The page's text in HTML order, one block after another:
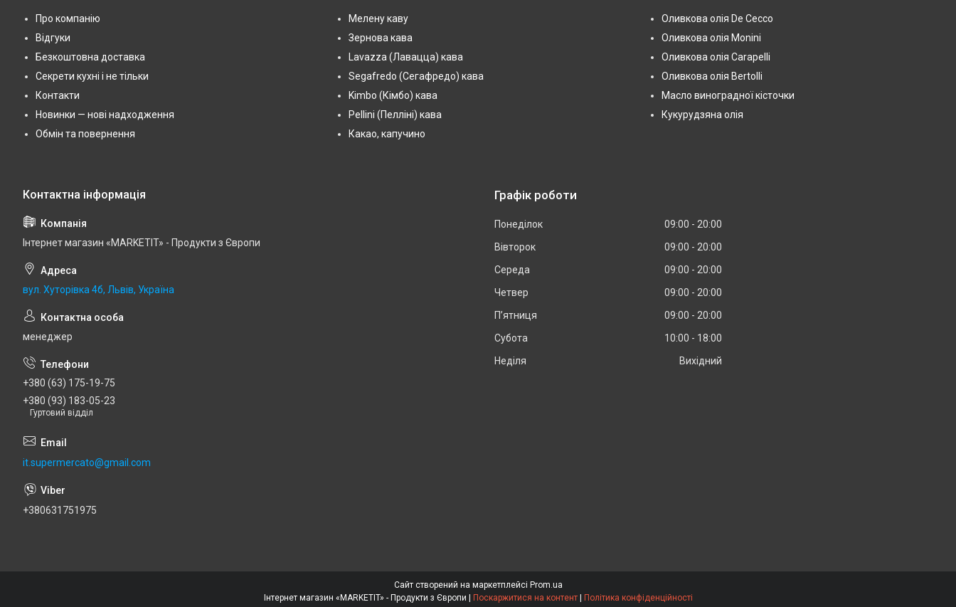
Про компанію
Відгуки
Безкоштовна доставка
Секрети кухні і не тільки
Контакти
Новинки — нові надходження
Обмін та повернення
Мелену каву
Зернова кава
Lavazza (Лавацца) кава
Segafredo (Сегафредо) кава
Kimbo (Кімбо) кава
Pellini (Пелліні) кава
Какао, капучино
Оливкова олія De Cecco
Оливкова олія Monini
Оливкова олія Carapelli
Оливкова олія Bertolli
Масло виноградної кісточки
Кукурудзяна олія
Інтернет магазин «MARKETIT» - Продукти з Європи
вул. Хуторівка 4б, Львів, Україна
менеджер
+380 (63) 175-19-75
+380 (93) 183-05-23
Гуртовий відділ
it.supermercato@gmail.com
+380631751975
Графік роботи
Понеділок 09:00
20:00
Вівторок
09:00
20:00
Середа
09:00
20:00
Четвер
09:00
20:00
Пʼятниця
09:00
20:00
Субота
10:00
18:00
Неділя
Вихідний
Сайт створений на маркетплейсі Prom.ua
Поскаржитися на контент Політика конфіденційності